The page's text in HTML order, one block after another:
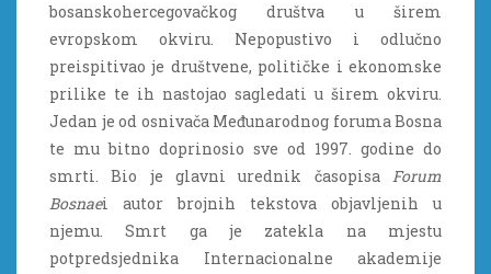
bosanskohercegovačkog društva u širem
evropskom okviru. Nepopustivo i odlučno
preispitivao je društvene, političke i ekonomske
prilike te ih nastojao sagledati u širem okviru.
Jedan je od osnivača Međunarodnog foruma Bosna
te mu bitno doprinosio sve od 1997. godine do
smrti. Bio je glavni urednik časopisa Forum
Bosnaei autor brojnih tekstova objavljenih u
njemu. Smrt ga je zatekla na mjestu
potpredsjednika Internacionalne akademije